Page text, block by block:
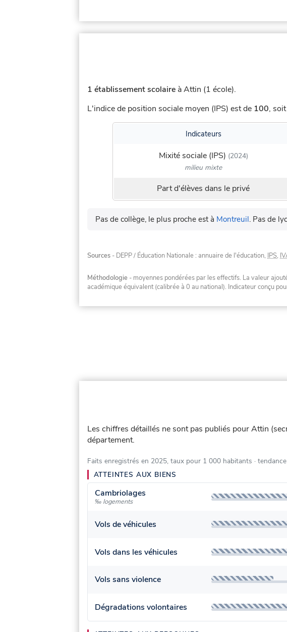
1 établissement scolaire à Attin (1 école).
L'indice de position sociale moyen (IPS) est de 100,
Indicateurs
Mixité sociale (IPS) (2024)
milieu mixte
Part d'élèves dans le privé
Pas de collège, le plus proche est à Montreuil. Pas de
Sources - DEPP / Éducation Nationale : annuaire de l'éducation, IPS,
Méthodologie - moyennes pondérées par les effectifs. La valeur
académique équivalent (calibrée à 0 au national). Indicateur conçu
Les chiffres détaillés ne sont pas publiés pour Attin
département.
Faits enregistrés en 2025, taux pour 1 000 habitants ·
ATTEINTES AUX BIENS
Cambriolages
‰ logements
Vols de véhicules
Vols dans les véhicules
Vols sans violence
Dégradations volontaires